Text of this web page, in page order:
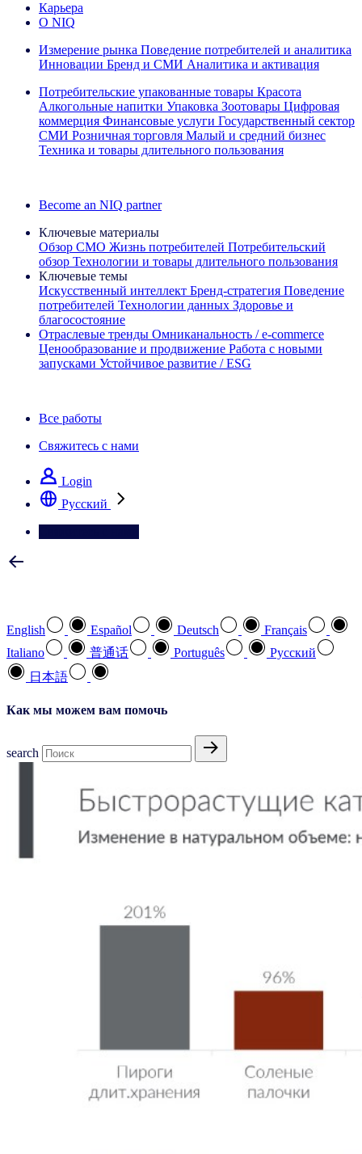
Карьера
О NIQ
Измерение рынка Поведение потребителей и аналитика
Инновации Бренд и СМИ Аналитика и активация
Потребительские упакованные товары Красота
Алкогольные напитки Упаковка Зоотовары Цифровая
коммерция Финансовые услуги Государственный сектор
СМИ Розничная торговля Малый и средний бизнес
Техника и товары длительного пользования
Become an NIQ partner
Ключевые материалы
Обзор CMO Жизнь потребителей Потребительский
обзор Технологии и товары длительного пользования
Ключевые темы
Искусственный интеллект Бренд‑стратегия Поведение
потребителей Технологии данных Здоровье и
благосостояние
Отраслевые тренды Омниканальность / e‑commerce
Ценообразование и продвижение Работа с новыми
запусками Устойчивое развитие / ESG
Все работы
Свяжитесь с нами
Login
Pусский
English Español Deutsch
Français
Italiano
普通话 Português
Pусский
日本語
Как мы можем вам помочь
search